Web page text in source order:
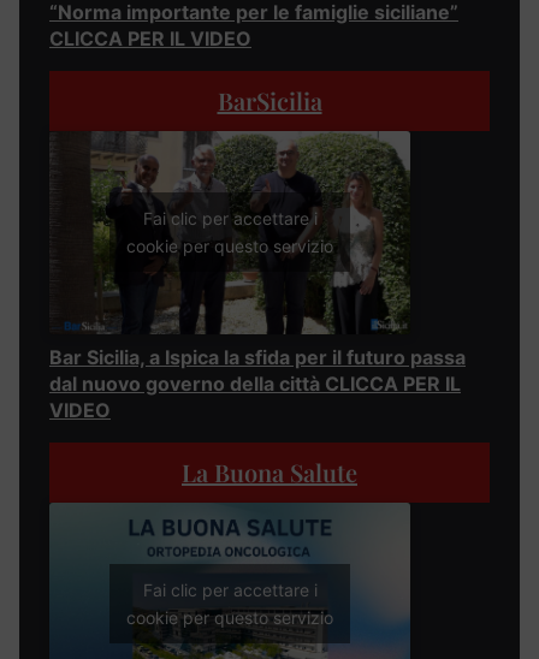
“Norma importante per le famiglie siciliane”
CLICCA PER IL VIDEO
BarSicilia
Fai clic per accettare i
cookie per questo servizio
Bar Sicilia, a Ispica la sfida per il futuro passa
dal nuovo governo della città CLICCA PER IL
VIDEO
La Buona Salute
Fai clic per accettare i
cookie per questo servizio